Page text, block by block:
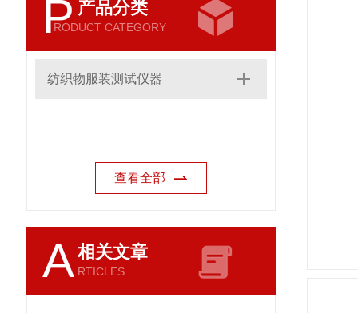
P 产品分类
RODUCT CATEGORY
纺织物服装测试仪器
查看全部
A相关文章
RTICLES